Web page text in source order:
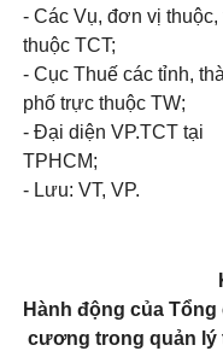
- Các Vụ, đơn vị thuộc,
thuộc TCT;
- Cục Thuế các tỉnh,
phố trực thuộc TW;
- Đại diện VP.TCT tại
TPHCM;
- Lưu: VT, VP.
Hành động của
cương trong quản lý